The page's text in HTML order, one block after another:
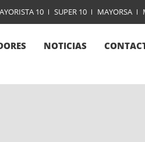
10 SUPER 10 MAYORSA
NOTICIAS